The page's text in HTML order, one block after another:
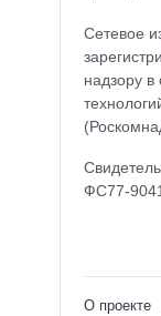
Сетевое
надзору
ФС77-
О проекте